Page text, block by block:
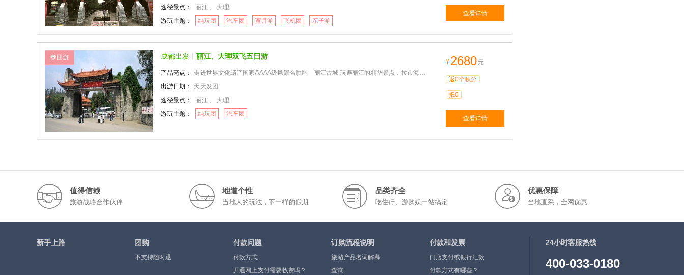
途径景点：
丽江 、 大理
游玩主题：
纯玩团 汽车团 蜜月游 飞机团 亲子游
查看详情
参团游 成都出发 丽江、大理双飞五日游
产品亮点：
走进世界文化遗产国家AAAA级风景名胜区—丽江古城 玩遍丽江的精华景点：拉市海（含海边骑马和划船）+束河古镇
出游日期：
天天发团
途径景点：
丽江 、 大理
游玩主题：
纯玩团 汽车团
¥ 2680 元
返0个积分
抵0
查看详情
值得信赖
旅游战略合作伙伴
地道个性
当地人的玩法，不一样的假期
品类齐全
吃住行、游购娱一站搞定
优惠保障
当地直采，全网优惠
新手上路 团购
不支持随时退
付款问题
付款方式
开通网上支付需要收费吗？
订购流程说明
旅游产品名词解释
查询
付款和发票
门店支付或银行汇款
付款方式有哪些？
24小时客服热线
400-033-0180